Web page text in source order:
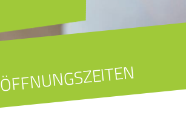
ÖFFNUNGSZEITEN